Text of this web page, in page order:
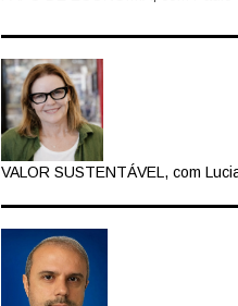
VALOR SUSTENTÁVEL, com